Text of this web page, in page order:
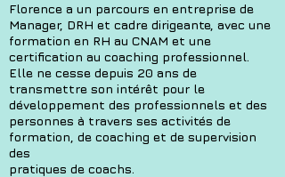
Florence a un parcours en entreprise de
Manager, DRH et cadre dirigeante, avec une
formation en RH au CNAM et une
certification au coaching professionnel.
Elle ne cesse depuis 20 ans de
transmettre son intérêt pour le
développement des professionnels et des
personnes à travers ses activités de
formation, de coaching et de supervision
des
pratiques de coachs.